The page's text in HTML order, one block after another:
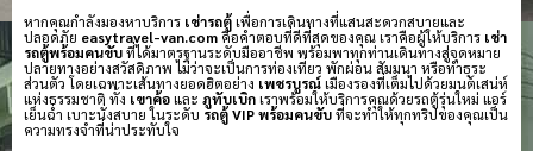
หากคุณกำลังมองหาบริการ เช่ารถตู้เพื่อการเดินทางที่แสนสะดวกสบายและ
ปลอดภัย easytravel-van.comคือคำตอบที่ดีที่สุดของคุณ เราคือผู้ให้บริการ เช่า
รถตู้พร้อมคนขับที่ได้มาตรฐานระดับมืออาชีพ พร้อมพาทุกท่านเดินทางสู่จุดหมาย
ปลายทางอย่างสวัสดิภาพ ไม่ว่าจะเป็นการท่องเที่ยว พักผ่อน สัมมนา หรือทำธุระ
ส่วนตัว โดยเฉพาะเส้นทางยอดฮิตอย่าง เพชรบูรณ์เมืองรองที่เต็มไปด้วยมนต์เสน่ห์
แห่งธรรมชาติ ทั้ง เขาค้อและ ภูทับเบิกเราพร้อมให้บริการคุณด้วยรถตู้รุ่นใหม่ แอร์
เย็นฉ่ำ เบาะนั่งสบาย ในระดับ รถตู้ VIP พร้อมคนขับที่จะทำให้ทุกทริปของคุณเป็น
ความทรงจำที่น่าประทับใจ